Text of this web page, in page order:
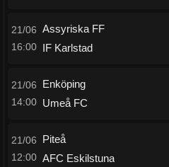
21/06
16:00
Assyriska FF
IF Karlstad
21/06
14:00
Enköping
Umeå FC
21/06
12:00
Piteå
AFC Eskilstuna